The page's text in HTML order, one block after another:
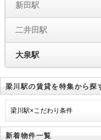
新田駅
二井田駅
大泉駅
梁川駅の賃貸を特集から探
梁川駅×こだわり条件
新着物件一覧